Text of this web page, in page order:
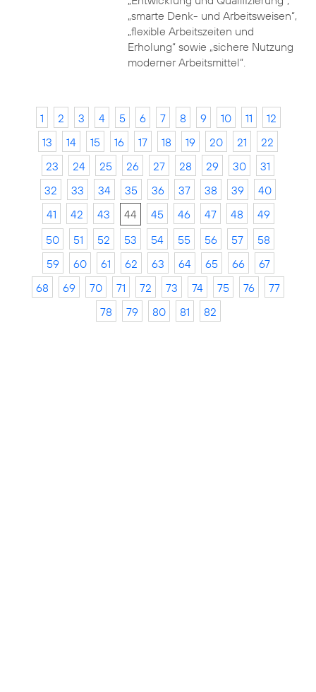
„smarte Denk- und Arbeitsweisen“,
„flexible Arbeitszeiten und
Erholung“ sowie „sichere Nutzung
moderner Arbeitsmittel“.
1 2 3 4 5 6 7 8 9 10 11
12
13
14 15 16 17 18 19 20 21
22
23
24 25 26 27 28 29 30
31
32
33 34 35 36 37 38 39
40
41
42 43 44 45 46 47 48
49
50
51 52 53 54 55 56 57
58
59
60 61 62 63 64 65 66
67
68
69 70 71 72 73 74 75 76
77
78
79 80 81 82